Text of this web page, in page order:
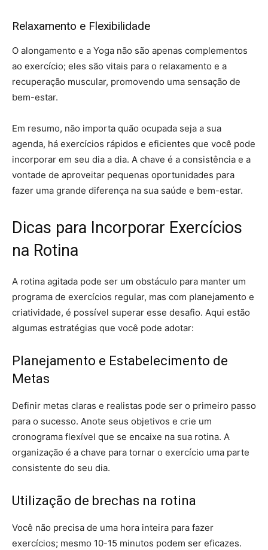
Relaxamento e Flexibilidade
O alongamento e a Yoga não são apenas complementos
ao exercício; eles são vitais para o relaxamento e a
recuperação muscular, promovendo uma sensação de
bem-estar.
Em resumo, não importa quão ocupada seja a sua
agenda, há exercícios rápidos e eficientes que você pode
incorporar em seu dia a dia. A chave é a consistência e a
vontade de aproveitar pequenas oportunidades para
fazer uma grande diferença na sua saúde e bem-estar.
Dicas para Incorporar Exercícios
na Rotina
A rotina agitada pode ser um obstáculo para manter um
programa de exercícios regular, mas com planejamento e
criatividade, é possível superar esse desafio. Aqui estão
algumas estratégias que você pode adotar:
Planejamento e Estabelecimento de
Metas
Definir metas claras e realistas pode ser o primeiro passo
para o sucesso. Anote seus objetivos e crie um
cronograma flexível que se encaixe na sua rotina. A
organização é a chave para tornar o exercício uma parte
consistente do seu dia.
Utilização de brechas na rotina
Você não precisa de uma hora inteira para fazer
exercícios; mesmo 10-15 minutos podem ser eficazes.